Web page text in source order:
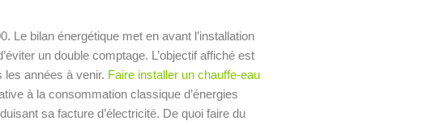
Le bilan énergétique met en avant l’installation
un double comptage. L’objectif affiché est
les années à venir. Faire installer un chauffe-eau
à la consommation classique d’énergies
sa facture d’électricité. De quoi faire du